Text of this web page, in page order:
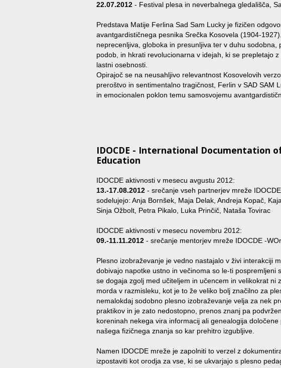
22.07.2012 - Festival plesa in neverbalnega gledališča,
Predstava Matije Ferlina Sad Sam Lucky je fizičen
avantgardističnega pesnika Srečka Kosovela (1904-
neprecenljiva, globoka in presunljiva ter v duhu sodobna,
podob, in hkrati revolucionarna v idejah, ki se prepletajo
lastni osebnosti.
Opirajoč se na neusahljivo relevantnost Kosovelovih
preroštvo in sentimentalno tragičnost, Ferlin v SAD SAM
in emocionalen poklon temu samosvojemu
IDOCDE - International Documentation
Education
IDOCDE aktivnosti v mesecu avgustu 2012:
13.-17.08.2012 - srečanje vseh partnerjev mreže
sodelujejo: Anja Bornšek, Maja Delak, Andreja Kopač,
Sinja Ožbolt, Petra Pikalo, Luka Prinčič, Nataša Tovirac
IDOCDE aktivnosti v mesecu novembru 2012:
09.-11.11.2012 - srečanje mentorjev mreže IDOCDE -
Plesno izobraževanje je vedno nastajalo v živi interakciji
dobivajo napotke ustno in večinoma so le-ti pospremljeni
se dogaja zgolj med učiteljem in učencem in velikokrat ni
morda v razmisleku, kot je to že veliko bolj značilno za
nemalokdaj sodobno plesno izobraževanje velja za nek
praktikov in je zato nedostopno, prenos znanj pa
koreninah nekega vira informacij ali genealogija
našega fizičnega znanja so kar prehitro izgubljive.
Namen IDOCDE mreže je zapolniti to verzel z
izpostaviti kot orodja za vse, ki se ukvarjajo s plesno